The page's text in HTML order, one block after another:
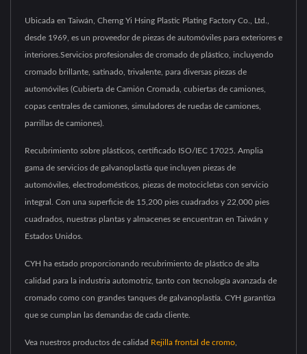
Ubicada en Taiwán, Cherng Yi Hsing Plastic Plating Factory Co., Ltd.,
desde 1969, es un proveedor de piezas de automóviles para exteriores e
interiores.Servicios profesionales de cromado de plástico, incluyendo
cromado brillante, satinado, trivalente, para diversas piezas de
automóviles (Cubierta de Camión Cromada, cubiertas de camiones,
copas centrales de camiones, simuladores de ruedas de camiones,
parrillas de camiones).
Recubrimiento sobre plásticos, certificado ISO/IEC 17025. Amplia
gama de servicios de galvanoplastia que incluyen piezas de
automóviles, electrodomésticos, piezas de motocicletas con servicio
integral. Con una superficie de 15,200 pies cuadrados y 22,000 pies
cuadrados, nuestras plantas y almacenes se encuentran en Taiwán y
Estados Unidos.
CYH ha estado proporcionando recubrimiento de plástico de alta
calidad para la industria automotriz, tanto con tecnología avanzada de
cromado como con grandes tanques de galvanoplastia. CYH garantiza
que se cumplan las demandas de cada cliente.
Vea nuestros productos de calidad Rejilla frontal de cromo